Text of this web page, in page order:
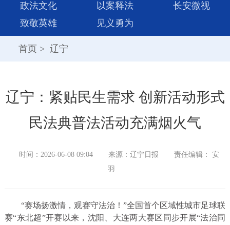
政法文化
以案释法
长安微视
致敬英雄
见义勇为
首页 > 辽宁
辽宁：紧贴民生需求 创新活动形式
民法典普法活动充满烟火气
时间：2026-06-08 09:04 来源：辽宁日报
责任编辑： 安
羽
“赛场扬激情，观赛守法治！”全国首个区域性城市足球联
赛“东北超”开赛以来，沈阳、大连两大赛区同步开展“法治同